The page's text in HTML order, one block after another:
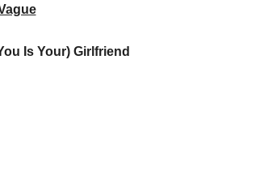
Is Your) Girlfriend